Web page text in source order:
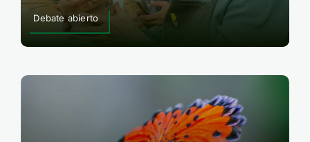
Debate abierto